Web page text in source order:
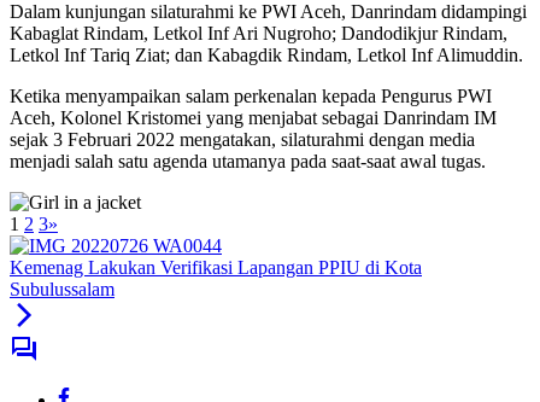
Dalam kunjungan silaturahmi ke PWI Aceh, Danrindam didampingi
Kabaglat Rindam, Letkol Inf Ari Nugroho; Dandodikjur Rindam,
Letkol Inf Tariq Ziat; dan Kabagdik Rindam, Letkol Inf Alimuddin.
Ketika menyampaikan salam perkenalan kepada Pengurus PWI
Aceh, Kolonel Kristomei yang menjabat sebagai Danrindam IM
sejak 3 Februari 2022 mengatakan, silaturahmi dengan media
menjadi salah satu agenda utamanya pada saat-saat awal tugas.
1 2 3»
Kemenag Lakukan Verifikasi Lapangan PPIU di Kota
Subulussalam